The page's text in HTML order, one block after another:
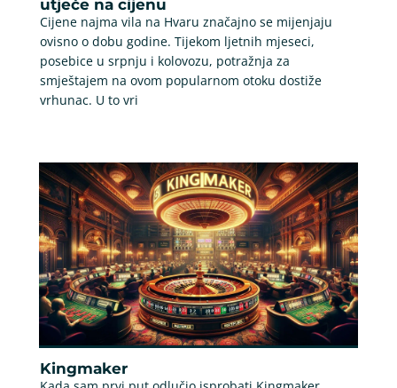
utječe na cijenu
Cijene najma vila na Hvaru značajno se mijenjaju
ovisno o dobu godine. Tijekom ljetnih mjeseci,
posebice u srpnju i kolovozu, potražnja za
smještajem na ovom popularnom otoku dostiže
vrhunac. U to vri
Kingmaker